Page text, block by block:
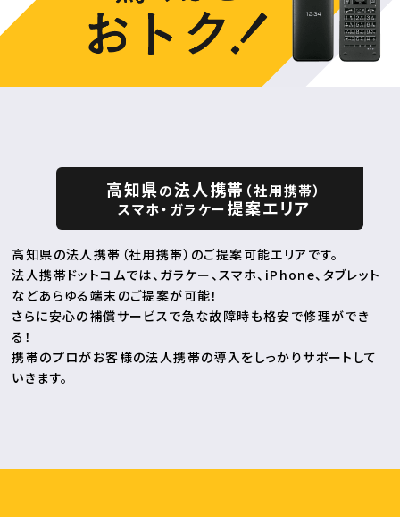
高知県の法人携帯 （社用携帯）
スマホ・ガラケー提案エリア
高知県の法人携帯（社用携帯）のご提案可能エリアです。
法人携帯ドットコムでは、ガラケー、スマホ、iPhone、タブレット
などあらゆる端末のご提案が可能！
さらに安心の補償サービスで急な故障時も格安で修理ができ
る！
携帯のプロがお客様の法人携帯の導入をしっかりサポートして
いきます。